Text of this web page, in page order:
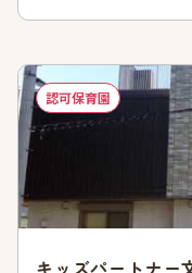
認可保育園
キッズパートナー